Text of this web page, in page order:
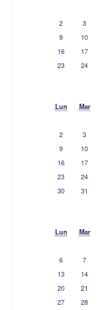
2
3
9
10
16
17
23
24
Lun Mar
2
3
9
10
16
17
23
24
30
31
Lun Mar
6
7
13
14
20
21
27
28